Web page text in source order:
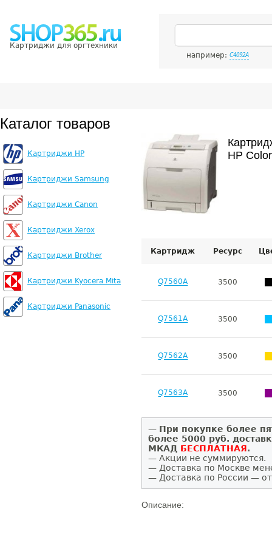
Картриджи для оргтехники
например: C4092A
Каталог товаров
Картриджи HP
Картриджи Samsung
Картриджи Canon
Картриджи Xerox
Картриджи Brother
Картриджи Kyocera Mita
Картриджи Panasonic
HP
Картридж Ресурс
Q7560A 3500
Q7561A 3500
Q7562A 3500
Q7563A 3500
— При покупке более
более 5000 руб.
МКАД БЕСПЛАТНАЯ.
— Акции не суммируются.
— Доставка по Москве
— Доставка по России —
Описание: